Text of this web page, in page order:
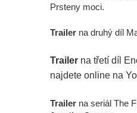
Prsteny moci.
Trailer na druhý díl
Trailer na třetí díl
najdete online na
Trailer na seriál The